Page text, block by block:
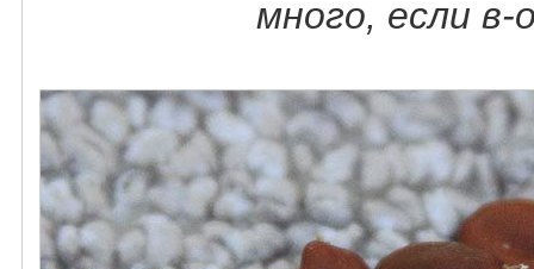
много, если в-